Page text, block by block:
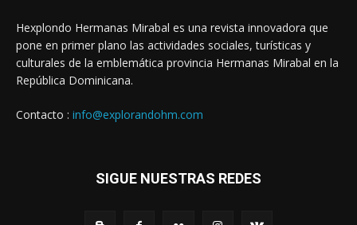
Hexplondo Hermanas Mirabal es una revista innovadora que
pone en primer plano las actividades sociales, turísticas y
culturales de la emblemática provincia Hermanas Mirabal en la
República Dominicana.
Contacto : info@explorandohm.com
SIGUE NUESTRAS REDES